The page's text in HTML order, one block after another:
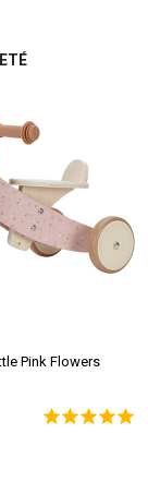
Pink Flowers